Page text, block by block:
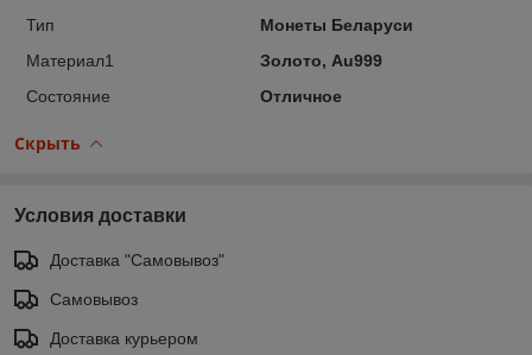
Тип
Монеты Беларуси
Материал1
Золото, Au999
Состояние
Отличное
Скрыть
Условия доставки
Доставка "Самовывоз"
Самовывоз
Доставка курьером